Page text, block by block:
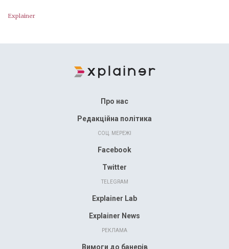
Explainer
Про нас
Редакційна політика
СОЦ. МЕРЕЖІ
Facebook
Twitter
TELEGRAM
Explainer Lab
Explainer News
РЕКЛАМА
Вимоги до банерів